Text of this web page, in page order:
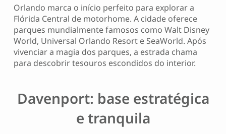
Orlando marca o início perfeito para explorar a
Flórida Central de motorhome. A cidade oferece
parques mundialmente famosos como Walt Disney
World, Universal Orlando Resort e SeaWorld. Após
vivenciar a magia dos parques, a estrada chama
para descobrir tesouros escondidos do interior.
Davenport: base estratégica
e tranquila